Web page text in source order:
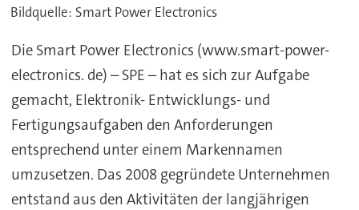
Bildquelle: Smart Power Electronics
Die Smart Power Electronics (www.smart-power-
electronics. de) – SPE – hat es sich zur Aufgabe
gemacht, Elektronik- Entwicklungs- und
Fertigungsaufgaben den Anforderungen
entsprechend unter einem Markennamen
umzusetzen. Das 2008 gegründete Unternehmen
entstand aus den Aktivitäten der langjährigen